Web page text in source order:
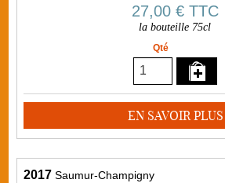
27,00 €TTC
la bouteille 75cl
Qté
EN SAVOIR PLUS
2017 Saumur-Champigny